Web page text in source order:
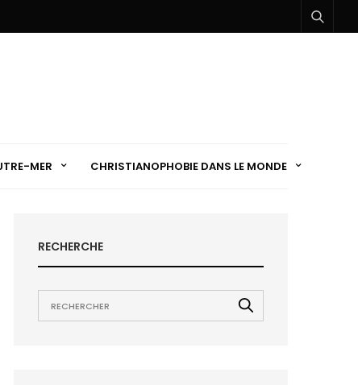
MER CHRISTIANOPHOBIE DANS LE MONDE
RECHERCHE